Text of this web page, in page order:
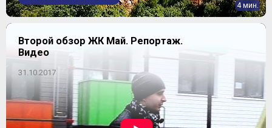
4 мин.
Второй обзор ЖК Май. Репортаж.
Видео
31.10.2017